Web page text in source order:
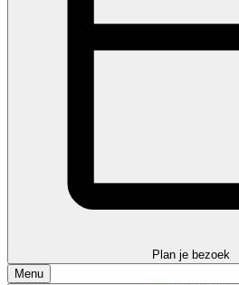
Plan je bezoek
Menu